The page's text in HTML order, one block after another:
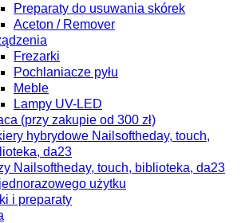
Preparaty do usuwania skórek
Aceton / Remover
Frezarki
Pochlaniacze pyłu
Meble
Lampy UV-LED
(przy zakupie od 300 zł)
hybrydowe Nailsoftheday, touch,
da23
Nailsoftheday, touch, biblioteka, da23
użytku
i preparaty